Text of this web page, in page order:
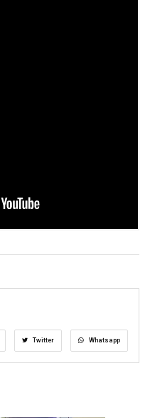
Twitter Whatsapp